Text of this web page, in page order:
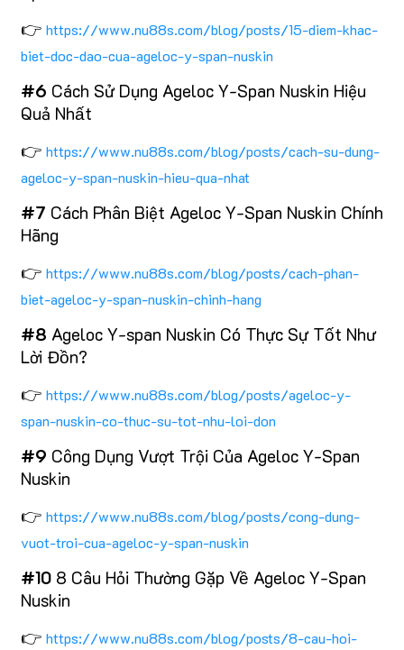
👉 https://www.nu88s.com/blog/posts/15-diem-khac-
biet-doc-dao-cua-ageloc-y-span-nuskin
#6 Cách Sử Dụng Ageloc Y-Span Nuskin Hiệu
Quả Nhất
👉 https://www.nu88s.com/blog/posts/cach-su-dung-
ageloc-y-span-nuskin-hieu-qua-nhat
#7 Cách Phân Biệt Ageloc Y-Span Nuskin Chính
Hãng
👉 https://www.nu88s.com/blog/posts/cach-phan-
biet-ageloc-y-span-nuskin-chinh-hang
#8 Ageloc Y-span Nuskin Có Thực Sự Tốt Như
Lời Đồn?
👉 https://www.nu88s.com/blog/posts/ageloc-y-
span-nuskin-co-thuc-su-tot-nhu-loi-don
#9 Công Dụng Vượt Trội Của Ageloc Y-Span
Nuskin
👉 https://www.nu88s.com/blog/posts/cong-dung-
vuot-troi-cua-ageloc-y-span-nuskin
#10 8 Câu Hỏi Thường Gặp Về Ageloc Y-Span
Nuskin
👉 https://www.nu88s.com/blog/posts/8-cau-hoi-